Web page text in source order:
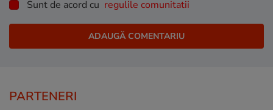
Sunt de acord cu regulile comunitatii
PARTENERI